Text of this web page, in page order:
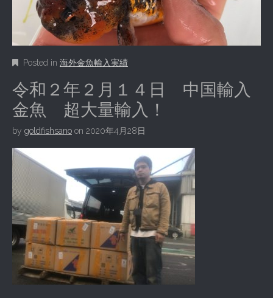
Posted in 海外金魚輸入実績
令和２年２月１４日 中国輸入
金魚 超大量輸入！
by goldfishsano on 2020年4月28日